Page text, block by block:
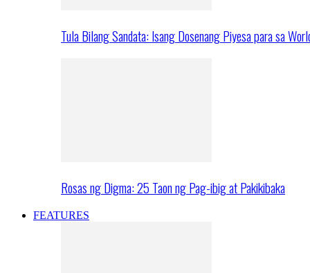
Tula Bilang Sandata: Isang Dosenang Piyesa para sa
Rosas ng Digma: 25 Taon ng Pag-ibig at Pakikibaka
FEATURES